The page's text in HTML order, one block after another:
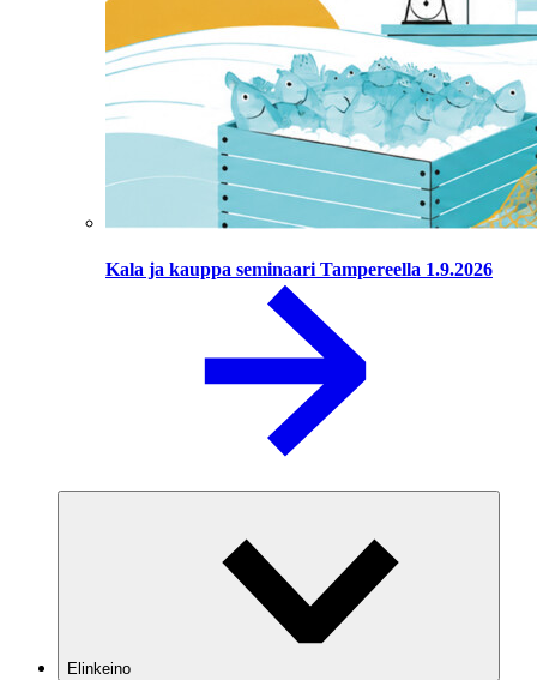
Kala ja kauppa seminaari Tampereella 1.9.2026
Elinkeino